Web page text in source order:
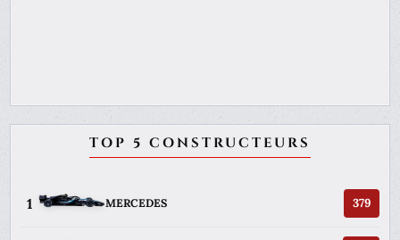
TOP 5 CONSTRUCTEURS
1 MERCEDES 379